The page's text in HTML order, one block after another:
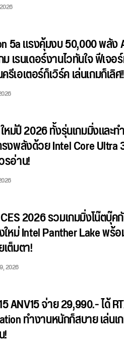
5a แรงคุ้มงบ 50,000 พลัง
เรนเดอร์งานไวทันใจ ฟีเจ
เอเตอร์ก็เวิร์ค เล่นเกมก็เลิศ
หม่ปี 2026 ทั้งรุ่นเกมมิ่งและ
งพลังด้วย Intel Core Ultra
รอ่าน!
2026 รวมเกมมิ่งโน๊ตบุ๊
หม่ Intel Panther Lake พร้
ต็มตา!
2026
ANV15 จ่าย 29,990.- ได้
ทำงานหนักก็สบาย เล่น
!